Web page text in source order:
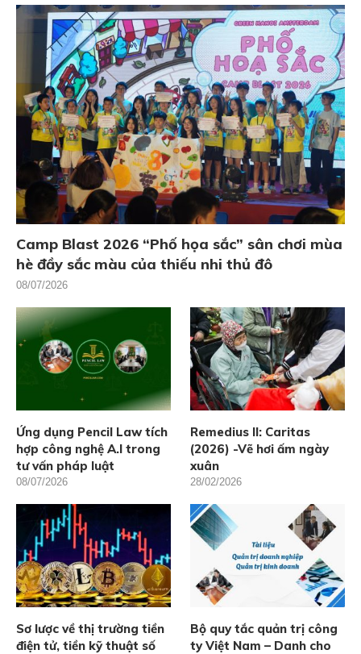
Camp Blast 2026 “Phố họa sắc” sân chơi mùa
hè đầy sắc màu của thiếu nhi thủ đô
08/07/2026
Ứng dụng Pencil Law tích
hợp công nghệ A.I trong
tư vấn pháp luật
08/07/2026
Remedius II: Caritas
(2026) -Vẽ hơi ấm ngày
xuân
28/02/2026
Sơ lược về thị trường tiền
điện tử, tiền kỹ thuật số
Bộ quy tắc quản trị công
ty Việt Nam – Danh cho